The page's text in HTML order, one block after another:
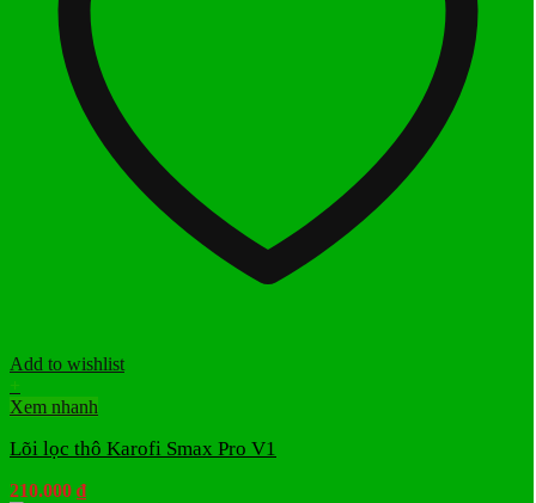
Add to wishlist
+
Xem nhanh
Lõi lọc thô Karofi Smax Pro V1
210.000 ₫